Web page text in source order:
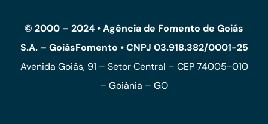
© 2000 – 2024 • Agência de Fomento de Goiás
S.A. – GoiásFomento • CNPJ 03.918.382/0001-25
Avenida Goiás, 91 – Setor Central – CEP 74005-010
– Goiânia – GO